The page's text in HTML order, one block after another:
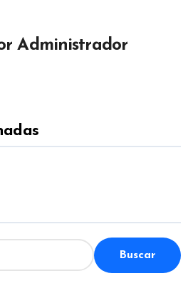
Administrador